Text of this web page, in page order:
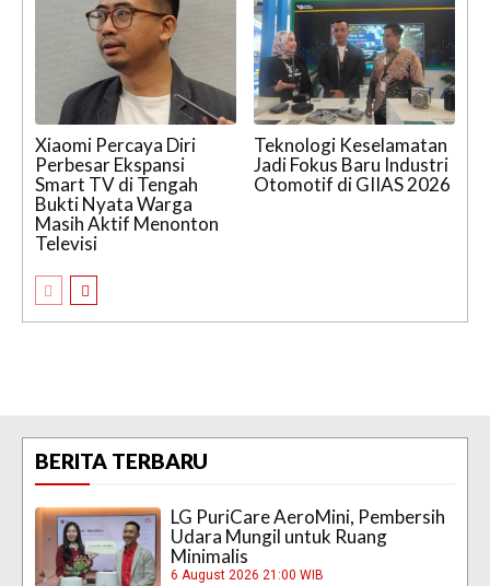
Xiaomi Percaya Diri
Perbesar Ekspansi
Smart TV di Tengah
Bukti Nyata Warga
Masih Aktif Menonton
Televisi
Teknologi Keselamatan
Jadi Fokus Baru Industri
Otomotif di GIIAS 2026
BERITA TERBARU
LG PuriCare AeroMini, Pembersih
Udara Mungil untuk Ruang
Minimalis
6 August 2026 21:00 WIB